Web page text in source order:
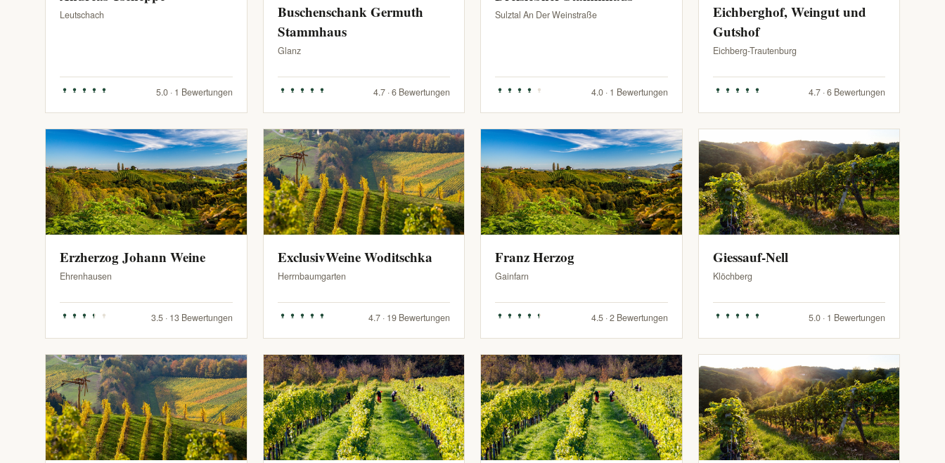
Leutschach
5.0 · 1 Bewertungen
Buschenschank Germuth
Stammhaus
Glanz
4.7 · 6 Bewertungen
Sulztal An Der Weinstraße
4.0 · 1 Bewertungen
Eichberghof, Weingut und
Gutshof
Eichberg-Trautenburg
4.7 · 6 Bewertungen
Erzherzog Johann Weine
Ehrenhausen
3.5 · 13 Bewertungen
ExclusivWeine Woditschka
Herrnbaumgarten
4.7 · 19 Bewertungen
Franz Herzog
Gainfarn
4.5 · 2 Bewertungen
Giessauf-Nell
Klöchberg
5.0 · 1 Bewertungen